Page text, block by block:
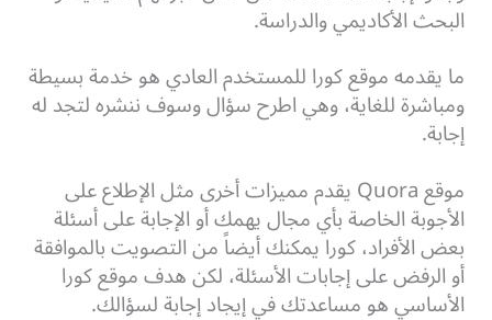
البحث الأكاديمي والدراسة.
ما يقدمه موقع كورا للمستخدم العادي هو خدمة بسيطة
ومباشرة للغاية، وهي اطرح سؤال وسوف ننشره لتجد له
إجابة.
موقع Quora يقدم مميزات أخرى مثل الإطلاع على
الأجوبة الخاصة بأي مجال يهمك أو الإجابة على أسئلة
بعض الأفراد، كورا يمكنك أيضاً من التصويت بالموافقة
أو الرفض على إجابات الأسئلة، لكن هدف موقع كورا
الأساسي هو مساعدتك في إيجاد إجابة لسؤالك.